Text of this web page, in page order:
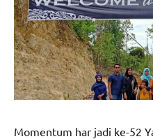
Momentum har jadi ke-52